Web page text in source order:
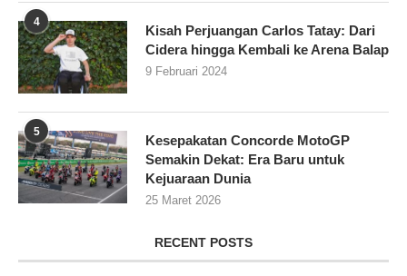
4
Kisah Perjuangan Carlos Tatay: Dari
Cidera hingga Kembali ke Arena Balap
9 Februari 2024
5
Kesepakatan Concorde MotoGP
Semakin Dekat: Era Baru untuk
Kejuaraan Dunia
25 Maret 2026
RECENT POSTS